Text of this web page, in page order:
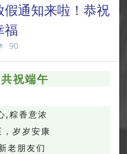
r
c
h
通知来啦！恭祝
福
90
祝端午
,粽香意浓
岁岁安康
老朋友们